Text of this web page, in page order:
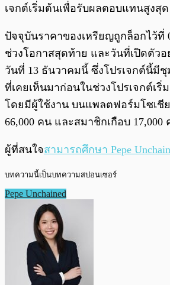
เจกต์เริ่มต้นเพื่อรับผลตอบแทนสูงสุด
ปัจจุบันราคาของเหรียญถูกล็อกไว้ที่
ช่วงโอกาสสุดท้าย และวันที่เปิดตัวอ
วันที่ 13 ธันวาคมนี้ ซึ่งโปรเจกต์นี้มี
ที่เคยเห็นมาก่อนในช่วงโปรเจกต์เ
โดยมีผู้ใช้งาน บนแพลตฟอร์มโซเชี
66,000 คน และสมาชิกเกือบ 17,000
ผู้ที่สนใจสามารถศึกษา Pepe
บทความนี้เป็นบทความสปอนเซอร์
Pepe Unchained